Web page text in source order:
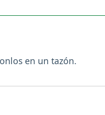
en un tazón.